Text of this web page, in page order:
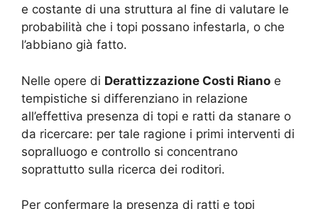
e costante di una struttura al fine di valutare le
probabilità che i topi possano infestarla, o che
l’abbiano già fatto.
Nelle opere di Derattizzazione Costi Riano e
tempistiche si differenziano in relazione
all’effettiva presenza di topi e ratti da stanare o
da ricercare: per tale ragione i primi interventi di
sopralluogo e controllo si concentrano
soprattutto sulla ricerca dei roditori.
Per confermare la presenza di ratti e topi